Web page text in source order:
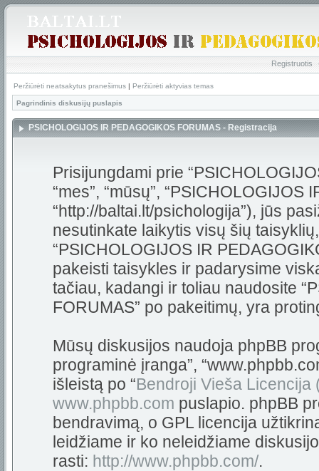
Registruotis
Peržiūrėti neatsakytus pranešimus | Peržiūrėti aktyvias temas
Pagrindinis diskusijų puslapis
PSICHOLOGIJOS IR PEDAGOGIKOS FORUMAS - Registracija
Prisijungdami prie
“mes”, “mūsų”, “PSICHOLOGIJOS
“http://baltai.lt/psichologija”), jūs
nesutinkate laikytis visų šių
“PSICHOLOGIJOS IR
pakeisti taisykles ir padarysime
tačiau, kadangi ir toliau naudosite
FORUMAS” po pakeitimų, yra
Mūsų diskusijos naudoja phpBB
programinė įranga”,
išleistą po “Bendroji Vieša Licencija
www.phpbb.com puslapio. phpBB
bendravimą, o GPL licencija
leidžiame ir ko neleidžiame
rasti: http://www.phpbb.com/.